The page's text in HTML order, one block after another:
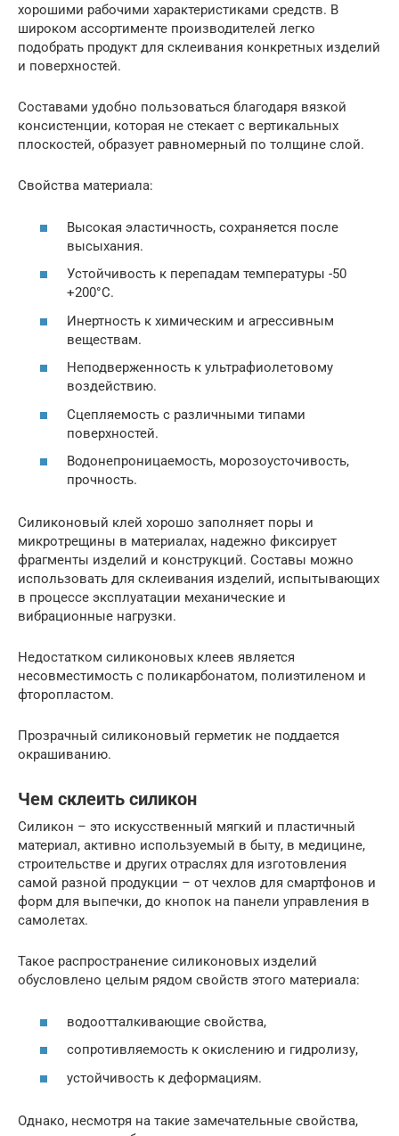
хорошими рабочими характеристиками средств. В
широком ассортименте производителей легко
подобрать продукт для склеивания конкретных изделий
и поверхностей.
Составами удобно пользоваться благодаря вязкой
консистенции, которая не стекает с вертикальных
плоскостей, образует равномерный по толщине слой.
Свойства материала:
Высокая эластичность, сохраняется после
высыхания.
Устойчивость к перепадам температуры -50
+200°C.
Инертность к химическим и агрессивным
веществам.
Неподверженность к ультрафиолетовому
воздействию.
Сцепляемость с различными типами
поверхностей.
Водонепроницаемость, морозоусточивость,
прочность.
Силиконовый клей хорошо заполняет поры и
микротрещины в материалах, надежно фиксирует
фрагменты изделий и конструкций. Составы можно
использовать для склеивания изделий, испытывающих
в процессе эксплуатации механические и
вибрационные нагрузки.
Недостатком силиконовых клеев является
несовместимость с поликарбонатом, полиэтиленом и
фторопластом.
Прозрачный силиконовый герметик не поддается
окрашиванию.
Чем склеить силикон
Силикон – это искусственный мягкий и пластичный
материал, активно используемый в быту, в медицине,
строительстве и других отраслях для изготовления
самой разной продукции – от чехлов для смартфонов и
форм для выпечки, до кнопок на панели управления в
самолетах.
Такое распространение силиконовых изделий
обусловлено целым рядом свойств этого материала:
водоотталкивающие свойства,
сопротивляемость к окислению и гидролизу,
устойчивость к деформациям.
Однако, несмотря на такие замечательные свойства,